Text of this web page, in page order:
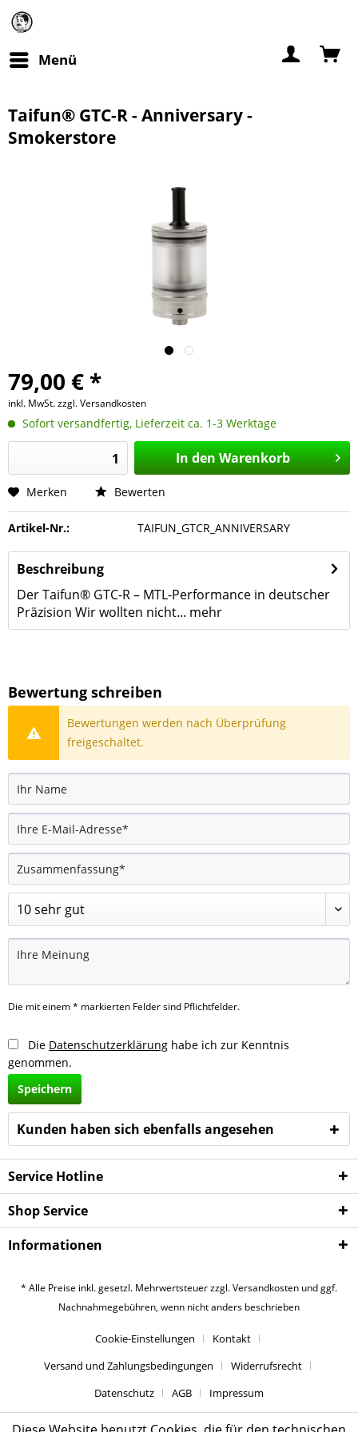
Menü
Taifun® GTC-R - Anniversary -
Smokerstore
79,00 € *
inkl. MwSt.zzgl. Versandkosten
Sofort versandfertig, Lieferzeit ca. 1-3 Werktage
In denWarenkorb
Merken Bewerten
Artikel-Nr.: TAIFUN_GTCR_ANNIVERSARY
Beschreibung
Der Taifun® GTC-R – MTL-Performance in deutscher
Präzision Wir wollten nicht... mehr
Bewertung schreiben
Bewertungen werden nach Überprüfung
freigeschaltet.
Die mit einem * markierten Felder sind Pflichtfelder.
Die Datenschutzerklärung habe ich zur Kenntnis
genommen.
Speichern
Kunden haben sich ebenfalls angesehen
Service Hotline
Shop Service
Informationen
* Alle Preise inkl. gesetzl. Mehrwertsteuer zzgl.Versandkosten und ggf.
Nachnahmegebühren, wenn nicht anders beschrieben
Cookie-Einstellungen
Kontakt
Versand und Zahlungsbedingungen
Widerrufsrecht
Datenschutz
AGB Impressum